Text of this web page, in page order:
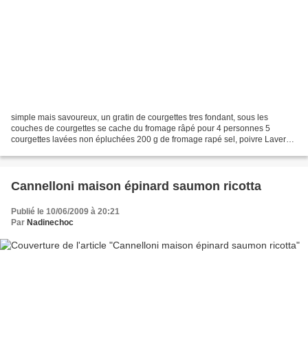
simple mais savoureux, un gratin de courgettes tres fondant, sous les
couches de courgettes se cache du fromage râpé pour 4 personnes 5
courgettes lavées non épluchées 200 g de fromage rapé sel, poivre Laver
Cannelloni maison épinard saumon ricotta
Publié le 10/06/2009 à 20:21
Par Nadinechoc